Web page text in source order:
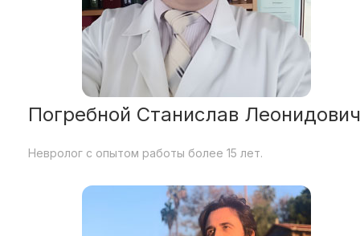
Погребной Станислав Леонидович
Невролог с опытом работы более 15 лет.